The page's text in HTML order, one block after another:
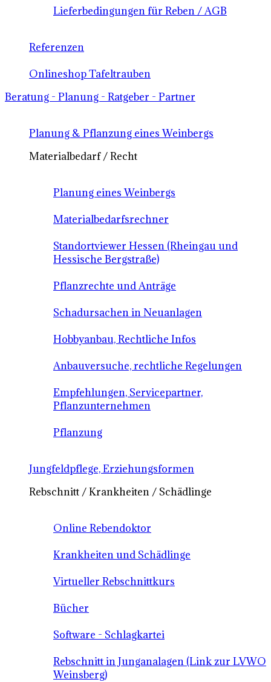
Lieferbedingungen für Reben / AGB
Referenzen
Onlineshop Tafeltrauben
Beratung - Planung - Ratgeber - Partner
Planung & Pflanzung eines Weinbergs
Materialbedarf / Recht
Planung eines Weinbergs
Materialbedarfsrechner
Standortviewer Hessen (Rheingau und
Hessische Bergstraße)
Pflanzrechte und Anträge
Schadursachen in Neuanlagen
Hobbyanbau, Rechtliche Infos
Anbauversuche, rechtliche Regelungen
Empfehlungen, Servicepartner,
Pflanzunternehmen
Pflanzung
Jungfeldpflege, Erziehungsformen
Rebschnitt / Krankheiten / Schädlinge
Online Rebendoktor
Krankheiten und Schädlinge
Virtueller Rebschnittkurs
Bücher
Software - Schlagkartei
Rebschnitt in Junganalagen (Link zur LVWO
Weinsberg)